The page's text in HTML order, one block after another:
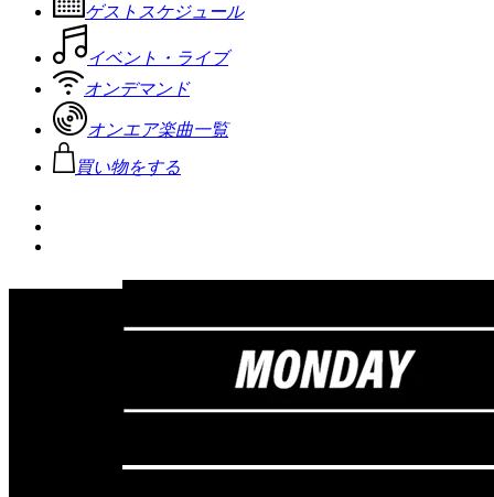
ゲストスケジュール
イベント・ライブ
オンデマンド
オンエア楽曲一覧
買い物をする